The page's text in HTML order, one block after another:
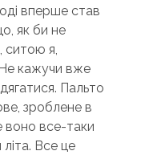
вперше став
як би не
ситою я,
Не кажучи вже
Пальто
зроблене в
воно все-таки
літа. Все це